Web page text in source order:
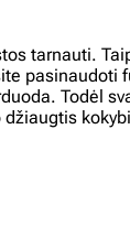
tarnauti.
pasinaudoti
Todėl